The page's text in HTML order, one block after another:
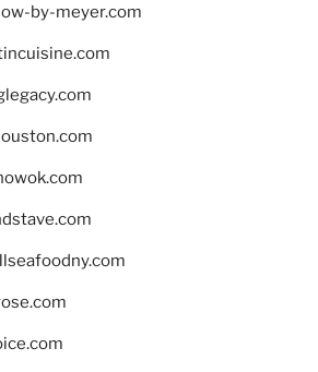
by-meyer.com